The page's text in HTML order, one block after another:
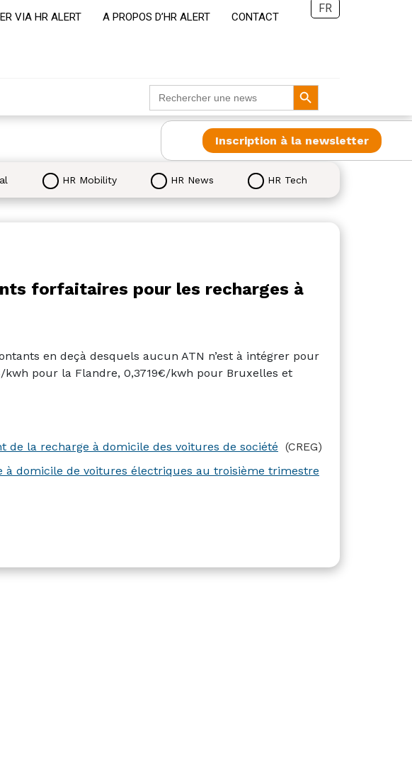
VIA HR ALERT A PROPOS D’HR ALERT CONTACT
FR
Search
for:
Search Button
Inscription à la newsletter
HR Mobility HR News HR Tech
forfaitaires pour les recharges à
en deçà desquels aucun ATN n’est à intégrer pour
kwh pour la Flandre, 0,3719€/kwh pour Bruxelles et
de la recharge à domicile des voitures de société (CREG)
à domicile de voitures électriques au troisième trimestre